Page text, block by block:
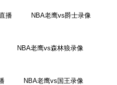
播 NBA老鹰vs爵士录像
NBA老鹰vs森林狼录像
NBA老鹰vs国王录像